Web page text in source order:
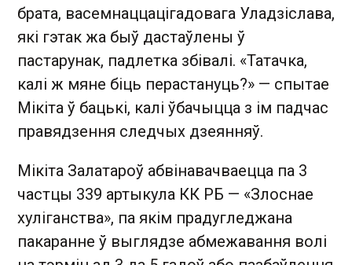
брата, васемнаццацігадовага Уладзіслава,
які гэтак жа быў дастаўлены ў
пастарунак, падлетка збівалі. «Татачка,
калі ж мяне біць перастануць?» — спытае
Мікіта ў бацькі, калі ўбачыцца з ім падчас
правядзення следчых дзеянняў.
Мікіта Залатароў абвінавачваецца па 3
частцы 339 артыкула КК РБ — «Злоснае
хуліганства», па якім прадугледжана
пакаранне ў выглядзе абмежавання волі